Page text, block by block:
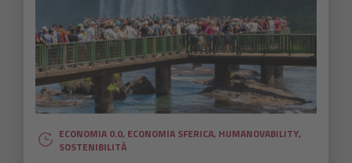
ECONOMIA 0.0, ECONOMIA SFERICA, HUMANOVABILITY,
SOSTENIBILITÀ